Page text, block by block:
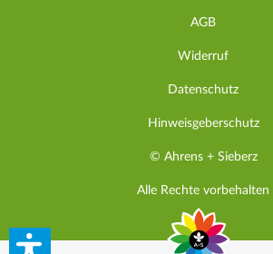
AGB
Widerruf
Datenschutz
Hinweisgeberschutz
© Ahrens + Sieberz
Alle Rechte vorbehalten